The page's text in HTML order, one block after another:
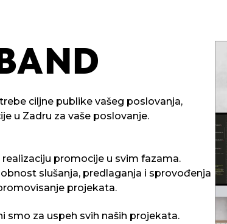
ciljne publike vašeg poslovanja,
u Zadru za vaše poslovanje.
promocije u svim fazama.
slušanja, predlaganja i sprovođenja
projekata.
smo za uspeh svih naših projekata.